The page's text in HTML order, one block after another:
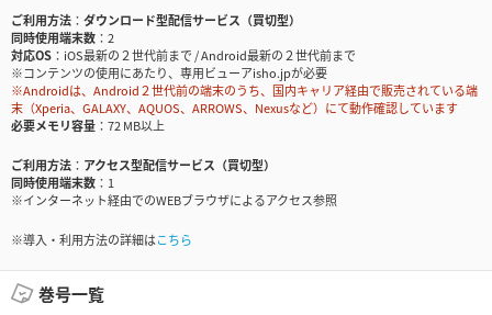
ご利用方法
ダウンロード型配信サービス（買切型）
同時使用端末数
2
対応OS
iOS最新の２世代前まで / Android最新の２世代前まで
※コンテンツの使用にあたり、専用ビューアisho.jpが必要
※Androidは、Android２世代前の端末のうち、国内キャリア経由で販売されている端
末（Xperia、GALAXY、AQUOS、ARROWS、Nexusなど）にて動作確認しています
必要メモリ容量
72 MB以上
ご利用方法
アクセス型配信サービス（買切型）
同時使用端末数
1
※インターネット経由でのWEBブラウザによるアクセス参照
※導入・利用方法の詳細はこちら
巻号一覧